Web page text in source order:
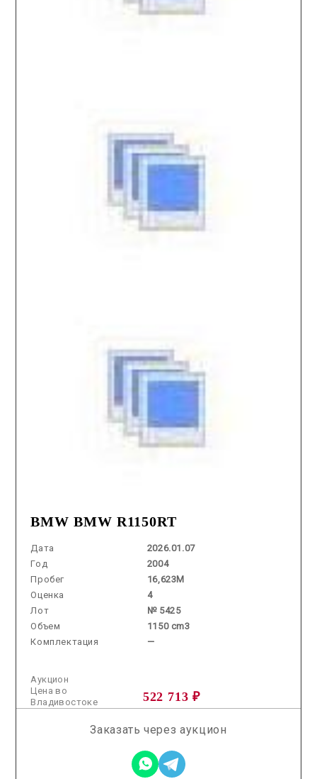
BMW BMW R1150RT
Дата
2026.01.07
Год
2004
Пробег
16,623M
Оценка
4
Лот
№ 5425
Объем
1150 cm3
Комплектация
—
Аукцион
522 713 ₽
Цена во
Владивостоке
Заказать через аукцион